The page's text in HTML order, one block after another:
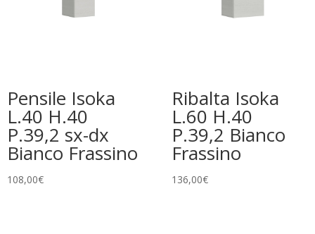
Pensile Isoka
L.40 H.40
P.39,2 sx-dx
Bianco Frassino
108,00€
Ribalta Isoka
L.60 H.40
P.39,2 Bianco
Frassino
136,00€